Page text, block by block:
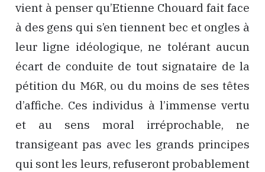
vient à penser qu’Etienne Chouard fait face
à des gens qui s’en tiennent bec et ongles à
leur ligne idéologique, ne tolérant aucun
écart de conduite de tout signataire de la
pétition du M6R, ou du moins de ses têtes
d’affiche. Ces individus à l’immense vertu
et au sens moral irréprochable, ne
transigeant pas avec les grands principes
qui sont les leurs, refuseront probablement